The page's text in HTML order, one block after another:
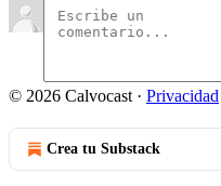
© 2026 Calvocast · Privacidad
Crea tu Substack